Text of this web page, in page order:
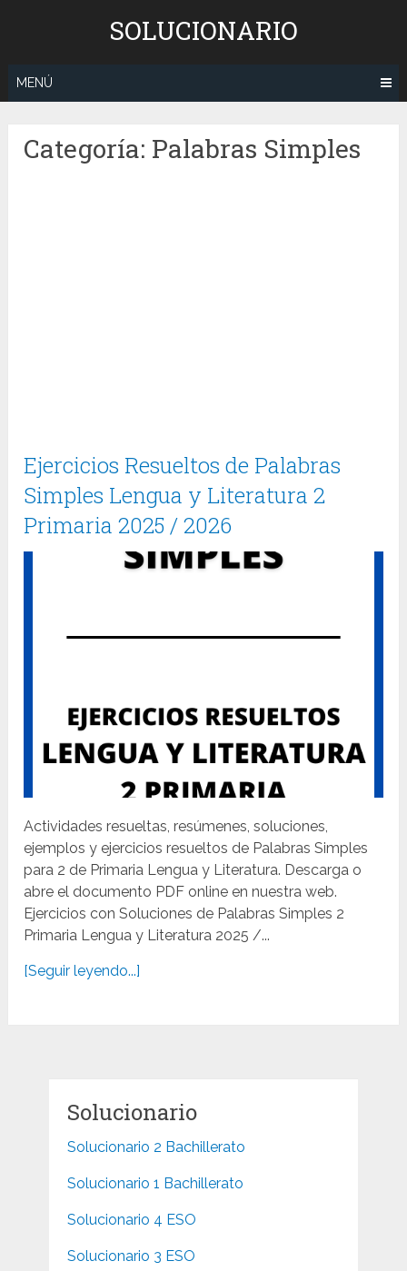
SOLUCIONARIO
MENÚ
Categoría: Palabras Simples
Ejercicios Resueltos de Palabras
Simples Lengua y Literatura 2
Primaria 2025 / 2026
Actividades resueltas, resúmenes, soluciones,
ejemplos y ejercicios resueltos de Palabras Simples
para 2 de Primaria Lengua y Literatura. Descarga o
abre el documento PDF online en nuestra web.
Ejercicios con Soluciones de Palabras Simples 2
Primaria Lengua y Literatura 2025 /...
[Seguir leyendo...]
Solucionario
Solucionario 2 Bachillerato
Solucionario 1 Bachillerato
Solucionario 4 ESO
Solucionario 3 ESO